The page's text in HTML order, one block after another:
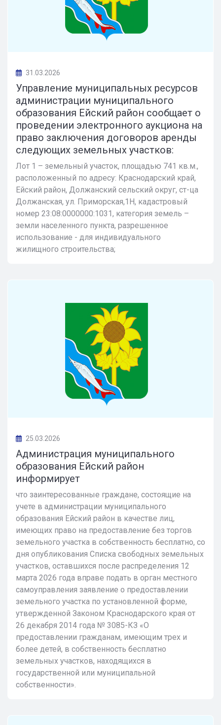
31.03.2026
Управление муниципальных ресурсов
администрации муниципального
образования Ейский район сообщает о
проведении электронного аукциона на
право заключения договоров аренды
следующих земельных участков:
Лот 1 – земельный участок, площадью 741 кв.м.,
расположенный по адресу: Краснодарский край,
Ейский район, Должанский сельский округ, ст-ца
Должанская, ул. Приморская,1Н, кадастровый
номер 23:08:0000000:1031, категория земель –
земли населенного пункта, разрешенное
использование - для индивидуального
жилищного строительства;
25.03.2026
Администрация муниципального
образования Ейский район
информирует
что заинтересованные граждане, состоящие на
учете в администрации муниципального
образования Ейский район в качестве лиц,
имеющих право на предоставление без торгов
земельного участка в собственность бесплатно, со
дня опубликования Списка свободных земельных
участков, оставшихся после распределения 12
марта 2026 года вправе подать в орган местного
самоуправления заявление о предоставлении
земельного участка по установленной форме,
утвержденной Законом Краснодарского края от
26 декабря 2014 года № 3085-КЗ «О
предоставлении гражданам, имеющим трех и
более детей, в собственность бесплатно
земельных участков, находящихся в
государственной или муниципальной
собственности».